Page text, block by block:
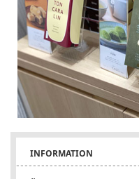
INFORMATION